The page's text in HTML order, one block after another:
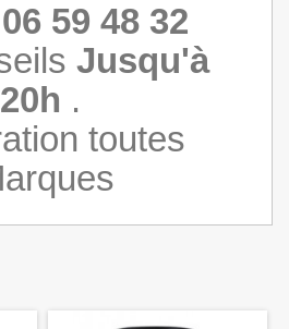
06 59 48 32
Jusqu'à
20h .
toutes